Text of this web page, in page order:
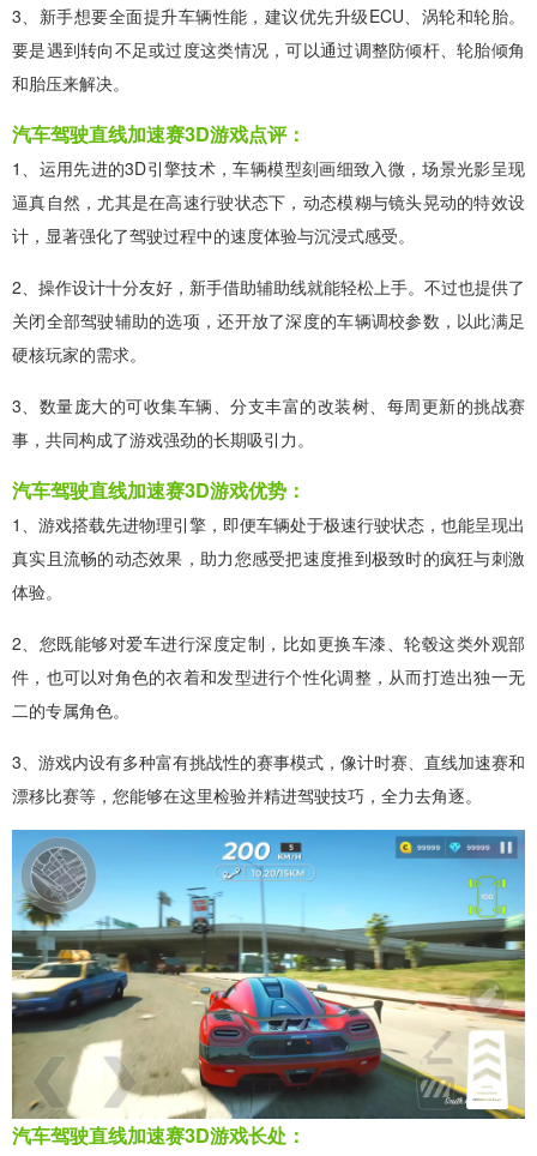
3、新手想要全面提升车辆性能，建议优先升级ECU、涡轮和轮胎。
要是遇到转向不足或过度这类情况，可以通过调整防倾杆、轮胎倾角
和胎压来解决。
汽车驾驶直线加速赛3D游戏点评：
1、运用先进的3D引擎技术，车辆模型刻画细致入微，场景光影呈现
逼真自然，尤其是在高速行驶状态下，动态模糊与镜头晃动的特效设
计，显著强化了驾驶过程中的速度体验与沉浸式感受。
2、操作设计十分友好，新手借助辅助线就能轻松上手。不过也提供了
关闭全部驾驶辅助的选项，还开放了深度的车辆调校参数，以此满足
硬核玩家的需求。
3、数量庞大的可收集车辆、分支丰富的改装树、每周更新的挑战赛
事，共同构成了游戏强劲的长期吸引力。
汽车驾驶直线加速赛3D游戏优势：
1、游戏搭载先进物理引擎，即便车辆处于极速行驶状态，也能呈现出
真实且流畅的动态效果，助力您感受把速度推到极致时的疯狂与刺激
体验。
2、您既能够对爱车进行深度定制，比如更换车漆、轮毂这类外观部
件，也可以对角色的衣着和发型进行个性化调整，从而打造出独一无
二的专属角色。
3、游戏内设有多种富有挑战性的赛事模式，像计时赛、直线加速赛和
漂移比赛等，您能够在这里检验并精进驾驶技巧，全力去角逐。
汽车驾驶直线加速赛3D游戏长处：